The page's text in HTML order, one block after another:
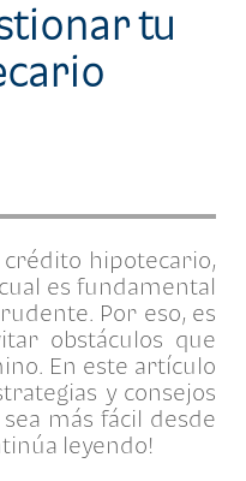
tu
hipotecario,
es fundamental
Por eso, es
obstáculos que
En este artículo
y consejos
más fácil desde
leyendo!